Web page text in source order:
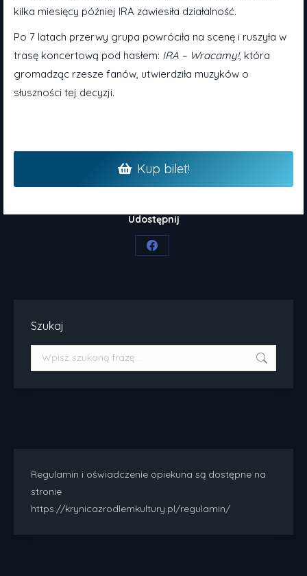
kilka miesięcy później IRA zawiesiła działalność.
Po 7 latach przerwy grupa powróciła na scenę i ruszyła w
trasę koncertową pod hasłem: IRA – Wracamy!, która
gromadząc rzesze fanów, utwierdziła muzyków o
słuszności tej decyzji.
Kup bilet!
Udostępnij
Share
Szukaj
Szukaj:
Regulamin i oświadczenie opiekuna są dostępne na
stronie
https://krynicazrodlemkultury.pl/regulamin/